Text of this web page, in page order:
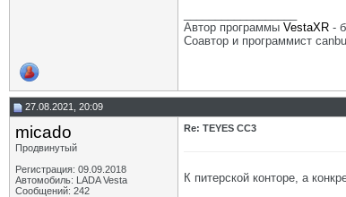
Автор программы VestaXR -
Соавтор и программист
27.08.2021, 20:09
micado
Продвинутый
Регистрация: 09.09.2018
Автомобиль: LADA Vesta
Сообщений: 242
Re: TEYES CC3
К питерской конторе, а